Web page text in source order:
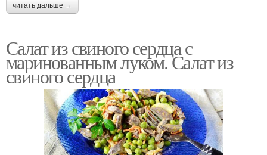
читать дальше →
Салат из свиного сердца с
маринованным луком. Салат из
свиного сердца